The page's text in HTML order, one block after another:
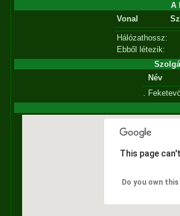
A
Vonal
Hálózathossz:
Ebből létezik:
Név
.
This page
Do you own